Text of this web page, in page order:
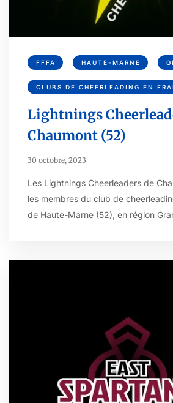
FFFA HAUTE-MARNE
CLUBS DE CHEERLEADING EN
Lightnings
Chaumont (52)
30 octobre, 2023
Les Lightnings Cheerleaders de
les membres du club de
de Haute-Marne (52), en région